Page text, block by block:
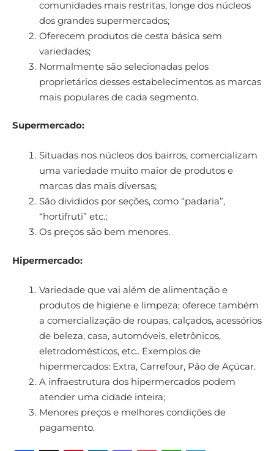
comunidades mais restritas, longe dos núcleos
dos grandes supermercados;
Oferecem produtos de cesta básica sem
variedades;
Normalmente são selecionadas pelos
proprietários desses estabelecimentos as marcas
mais populares de cada segmento.
Supermercado:
Situadas nos núcleos dos bairros, comercializam
uma variedade muito maior de produtos e
marcas das mais diversas;
São divididos por seções, como “padaria”,
“hortifruti” etc.;
Os preços são bem menores.
Hipermercado:
Variedade que vai além de alimentação e
produtos de higiene e limpeza; oferece também
a comercialização de roupas, calçados, acessórios
de beleza, casa, automóveis, eletrônicos,
eletrodomésticos, etc.. Exemplos de
hipermercados: Extra, Carrefour, Pão de Açúcar.
A infraestrutura dos hipermercados podem
atender uma cidade inteira;
Menores preços e melhores condições de
pagamento.